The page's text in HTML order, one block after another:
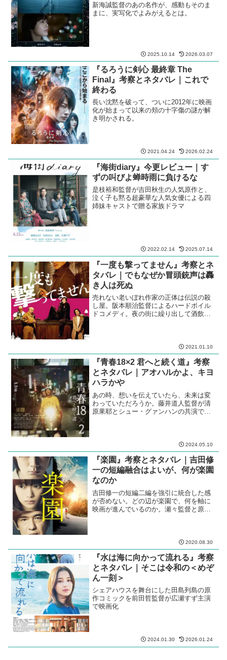
新海誠監督のあの名作が、感動もそのま
まに、実写化でよみがえるとは。
2025.10.14 2026.03.07
『るろうに剣心 最終章 The
Final』考察とネタバレ｜これで
終わる
長い沈黙を破って、ついに2012年に映画
化が始まって以来の頬の十字傷の謎が解
き明かされる。
2021.04.24 2026.02.24
『海街diary』今更レビュー｜す
ずの叫びよ蝉時雨に負けるな
是枝裕和監督が吉田秋生の人気原作と、
泣く子も黙る超豪華な人気女優による四
姉妹キャストで贈る家族ドラマ
2022.02.14 2025.07.14
『一度も撃ってません』考察とネ
タバレ｜でもなぜか冒頭銃声は轟
き人は死ぬ
売れない老いぼれ作家の正体は伝説の殺
し屋。阪本順治監督によるハードボイル
ドコメディ。夜の街に繰り出して酒飲ん
2021.01.10
『青春18×2 君へと続く道』考察
とネタバレ｜アオハルかよ、キヨ
ハラかや
あの時、想いを伝えていたら、未来は変
わっていただろうか。藤井道人監督が清
原果耶とシュー・グァンハンの共演で贈
2024.05.10
『楽園』考察とネタバレ｜吉田修
一の短編融合はよいが、何が楽園
なのか
吉田修一の短編二編を強引に統合した感
が否めない。どの辺が楽園で、何を軸に
映画が進んでいるのか。瀬々監督と原作
2020.08.30
『水は海に向かって流れる』考察
とネタバレ｜そこは令和の＜めぞ
ん一刻＞
シェアハウスを舞台にした田島列島の原
作コミックを前田哲監督が広瀬すず主演
で映画化
2024.01.30 2026.01.24